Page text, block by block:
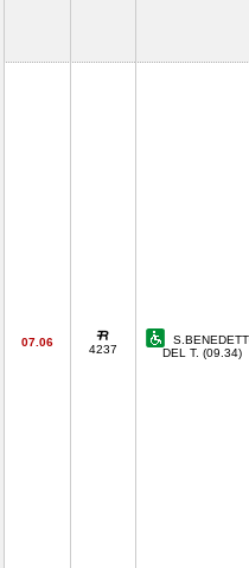
07.06
4237
DEL T. (09.34)